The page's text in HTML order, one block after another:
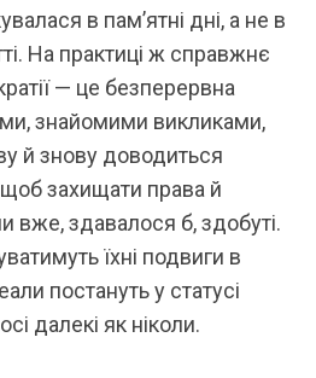
в пам’ятні дні, а не в
На практиці ж справжнє
— це безперервна
знайомими викликами,
й знову доводиться
захищати права й
вже, здавалося б, здобуті.
їхні подвиги в
постануть у статусі
далекі як ніколи.